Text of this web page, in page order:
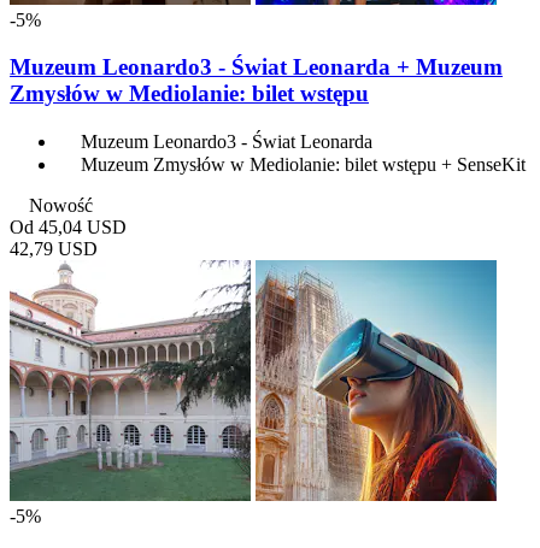
-5%
Muzeum Leonardo3 - Świat Leonarda + Muzeum
Zmysłów w Mediolanie: bilet wstępu
Muzeum Leonardo3 - Świat Leonarda
Muzeum Zmysłów w Mediolanie: bilet wstępu + SenseKit
Nowość
Od 45,04 USD
42,79 USD
-5%